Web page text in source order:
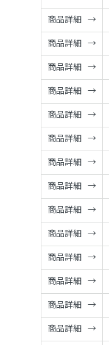
商品詳細
商品詳細
商品詳細
商品詳細
商品詳細
商品詳細
商品詳細
商品詳細
商品詳細
商品詳細
商品詳細
商品詳細
商品詳細
商品詳細